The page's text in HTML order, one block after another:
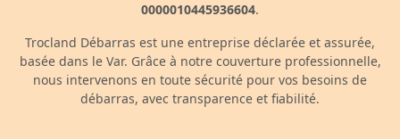
0000010445936604.
Trocland Débarras est une entreprise déclarée et assurée,
basée dans le Var. Grâce à notre couverture professionnelle,
nous intervenons en toute sécurité pour vos besoins de
débarras, avec transparence et fiabilité.